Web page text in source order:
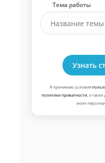
Тема работы
Узнать
Я принимаю условия
политики приватности, а также
моих